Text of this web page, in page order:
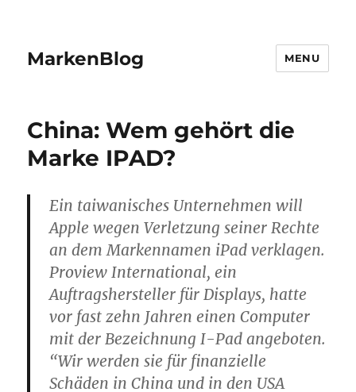
MarkenBlog MENU
China: Wem gehört die
Marke IPAD?
Ein taiwanisches Unternehmen will
Apple wegen Verletzung seiner Rechte
an dem Markennamen iPad verklagen.
Proview International, ein
Auftragshersteller für Displays, hatte
vor fast zehn Jahren einen Computer
mit der Bezeichnung I-Pad angeboten.
“Wir werden sie für finanzielle
Schäden in China und in den USA